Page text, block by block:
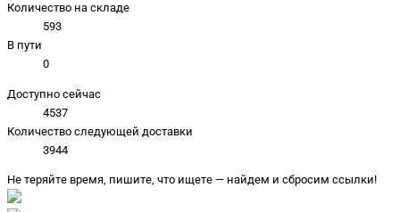
Количество на складе
593
В пути
0
Доступно сейчас
4537
Количество следующей доставки
3944
Не теряйте время, пишите, что ищете — найдем и сбросим ссылки!